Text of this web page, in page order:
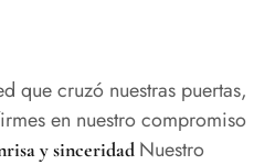
que cruzó nuestras puertas,
en nuestro compromiso
y sinceridad Nuestro